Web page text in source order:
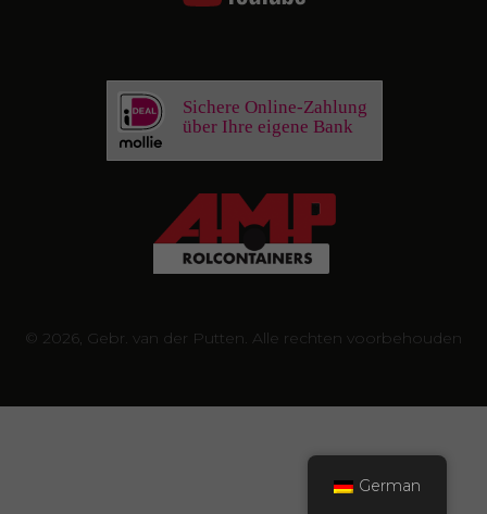
Sichere Online-Zahlung
über Ihre eigene Bank
© 2026, Gebr. van der Putten. Alle rechten voorbehouden
German